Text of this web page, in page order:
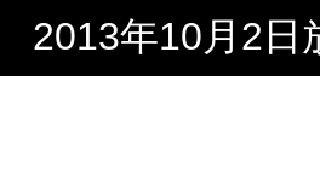
2013年10月2日